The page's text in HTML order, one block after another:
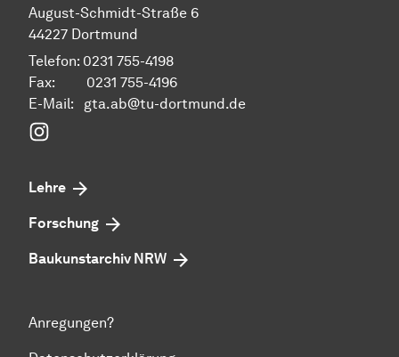
Au­gust-Schmidt-Straße 6
44227 Dort­mund
Telefon: 0231 755-4198
Fax: 0231 755-4196
E-Mail: gta.ab@tu-dortmund.de
Lehre
Forschung
Baukunstarchiv NRW
Anregungen?